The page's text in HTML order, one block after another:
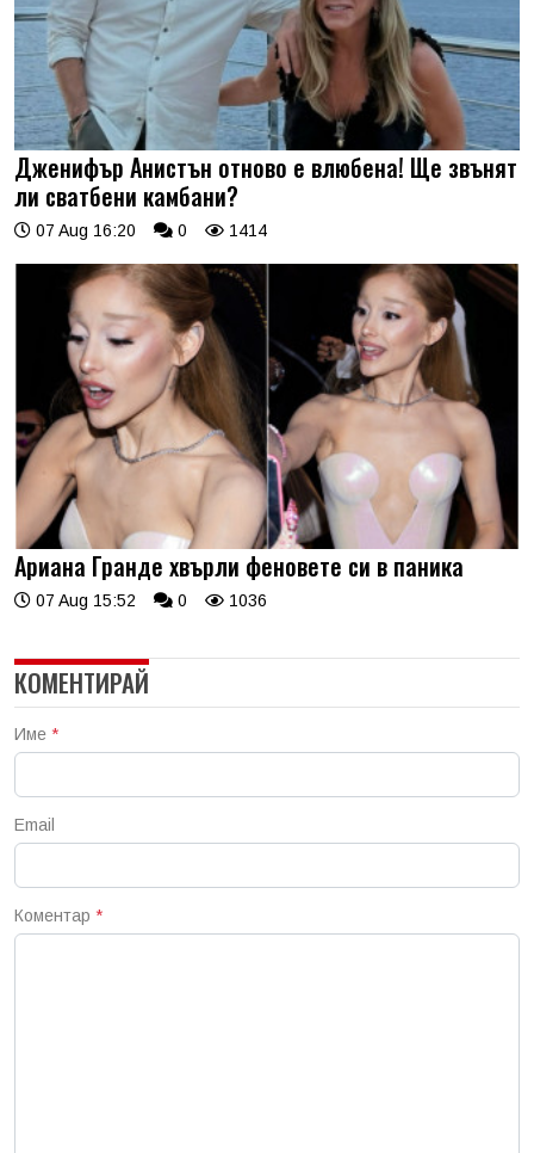
Дженифър Анистън отново е влюбена! Ще звънят
ли сватбени камбани?
07 Aug 16:20 0 1414
Ариана Гранде хвърли феновете си в паника
07 Aug 15:52 0 1036
КОМЕНТИРАЙ
Име *
Email
Коментар *